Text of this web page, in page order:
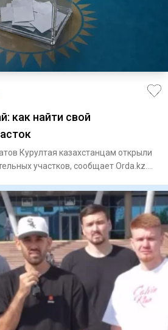
как найти свой
Курултая казахстанцам открыли
участков, сообщает Orda.kz.